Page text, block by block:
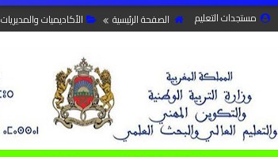
مستجدات التعليم الصفحة الرئيسية الأكاديميات والمديريات